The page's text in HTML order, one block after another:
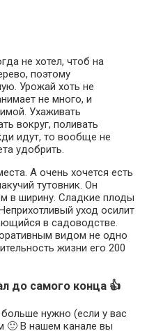
не хотел, чтоб на
поэтому
Урожай хоть не
не много, и
Ухаживать
вокруг, поливать
идут, то вообще не
удобрить.
А очень хочется есть
тутовник. Он
в ширину. Сладкие плоды
уход осилит
в садоводстве.
видом не одно
жизни его 200
до самого конца 👍
нужно (если у вас
🙂 В нашем канале вы